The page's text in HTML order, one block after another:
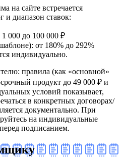
на сайте встречается
диапазон ставок:
000 до 100 000 ₽
от 180% до 292%
индивидуально.
правила (как «основной»
продукт до 49 000 ₽ и
условий показывает,
в конкретных договорах/
документально. При
на индивидуальные
подписанием.